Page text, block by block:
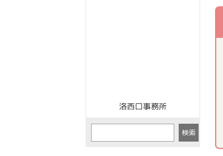
洛西口事務所
検索